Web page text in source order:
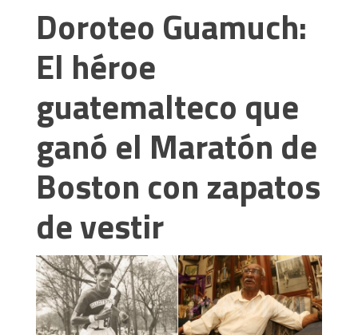
Doroteo Guamuch:
El héroe
guatemalteco que
ganó el Maratón de
Boston con zapatos
de vestir